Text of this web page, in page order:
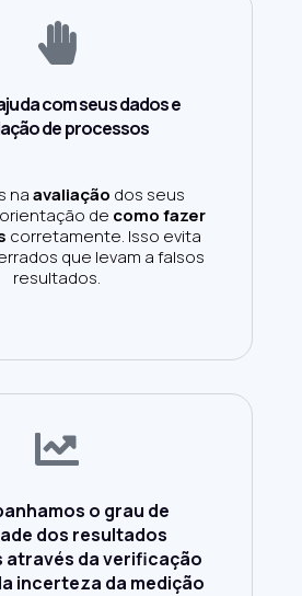
com seus dados e
de processos
naavaliação dos seus
de como fazer
corretamente. Isso evita
que levam a falsos
resultados.
o grau de
dos resultados
através da verificação
incerteza da medição